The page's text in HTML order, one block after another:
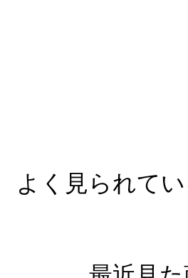
よく見られて